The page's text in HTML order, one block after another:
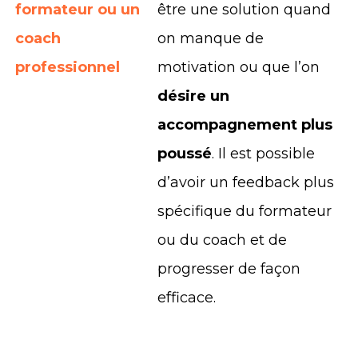
formateur ou un
coach
professionnel
être une solution quand
on manque de
motivation ou que l’on
désire un
accompagnement plus
poussé. Il est possible
d’avoir un feedback plus
spécifique du formateur
ou du coach et de
progresser de façon
efficace.